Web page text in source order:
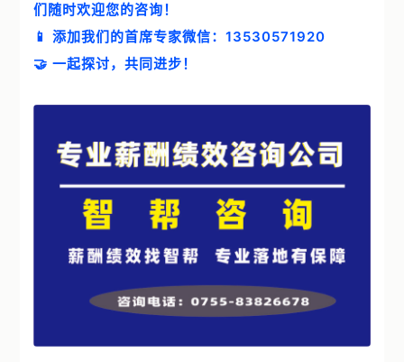
们随时欢迎您的咨询！
📱 添加我们的首席专家微信：13530571920
🤝 一起探讨，共同进步！